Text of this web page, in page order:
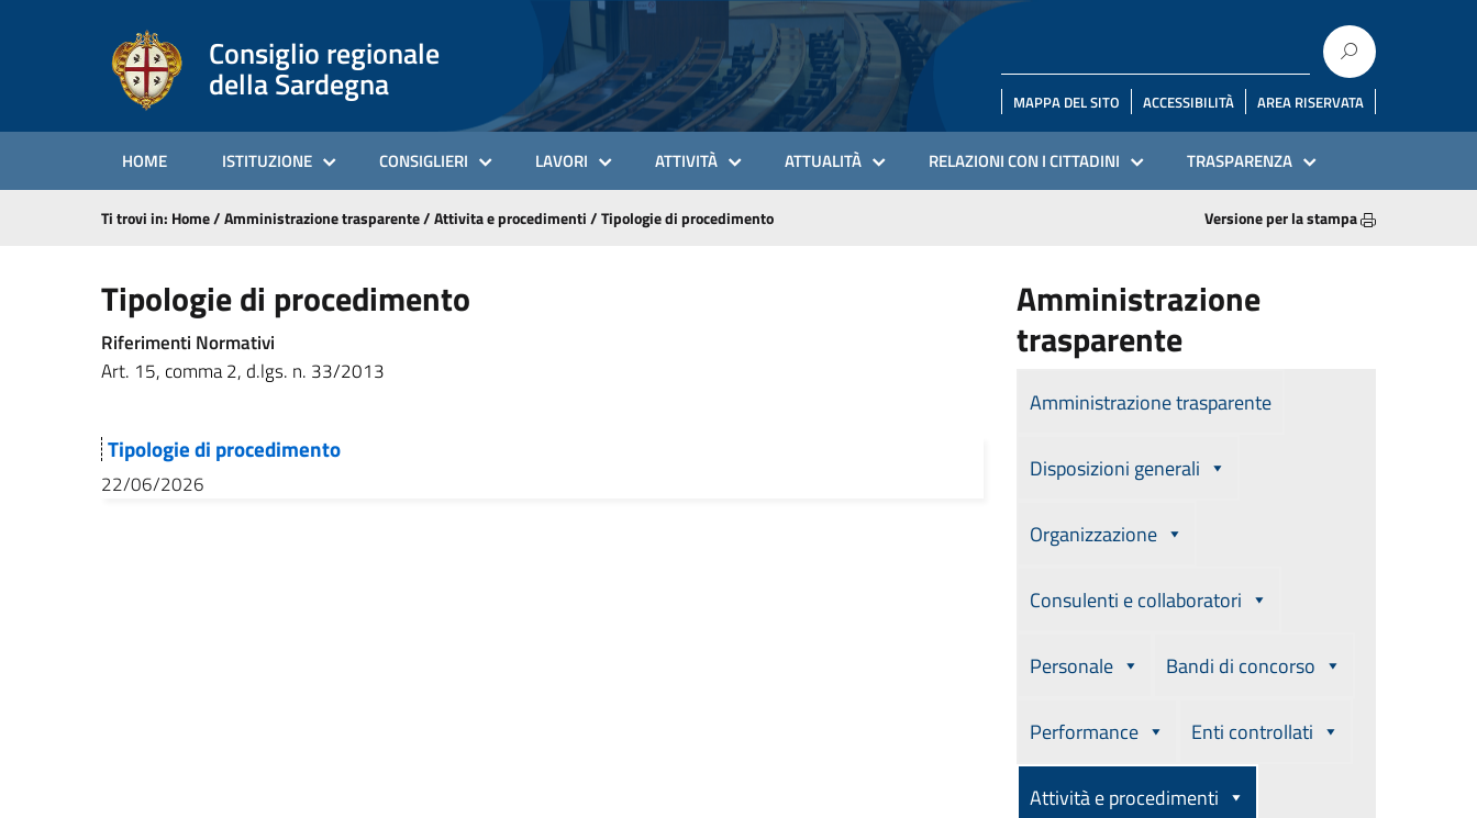
Consiglio regionale
della Sardegna MAPPA DEL SITO ACCESSIBILITÀ AREA RISERVATA
HOME ISTITUZIONE CONSIGLIERI LAVORI ATTIVITÀ ATTUALITÀ RELAZIONI CON I CITTADINI TRASPARENZA
Ti trovi in: Home/Amministrazione trasparente/Attivita e procedimenti/Tipologie di procedimento Versione per la stampa
Tipologie di procedimento
Riferimenti Normativi
Art. 15, comma 2, d.lgs. n. 33/2013
Tipologie di procedimento
22/06/2026
Amministrazione
trasparente
Amministrazione trasparente
Disposizioni generali
Organizzazione
Consulenti e collaboratori
Personale Bandi di concorso
Performance Enti controllati
Attività e procedimenti